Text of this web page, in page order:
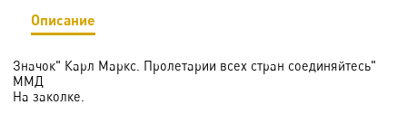
Описание
Значок" Карл Маркс. Пролетарии всех стран соединяйтесь"
ММД
На заколке.